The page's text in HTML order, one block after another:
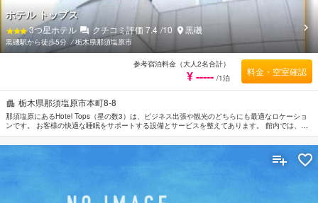
栃木県那須塩原市本町8-8
那須塩原にあるHotel Tops（星の数3）は、ビジネス出張や観光のどちらにも最適なロケーショ
ンです。 お客様の快適な睡眠をサポートする設備とサービスを整えてあります。 館内では、ラ
ンドリーサービス, ビジネスセンター（FAX/写真コピー）などの設備・サービスを多数ご提供し
ております。 お部屋にはお客様の快適な睡眠をサポートするための設備を整えております。無
料Wi-Fi などを備えたお部屋もご用意しています。 お休み前にはサウナ, マッサージなどのリラ
クゼーションサービスで一日の疲れを癒すことができます。 Hotel Topsは那須塩原の市内観光の
ホテル トップス
3つ星ホテル クチコミ評価 7.4 /10 黒磯
黒磯駅から徒歩5分 ⁄栃木県那須塩原市
参考宿泊料金（大人2名合計）
¥ ----- /1泊
料金・空室確認